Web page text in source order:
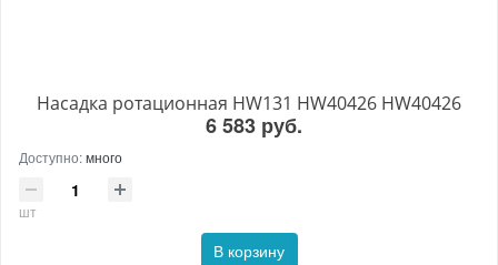
Насадка ротационная HW131 HW40426 HW40426
6 583 руб.
Доступно:много
шт
В корзину